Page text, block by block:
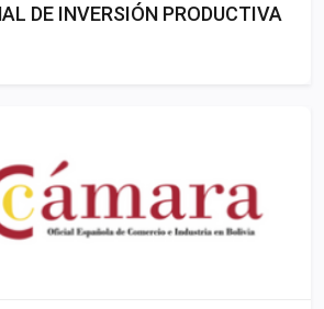
DE INVERSIÓN PRODUCTIVA